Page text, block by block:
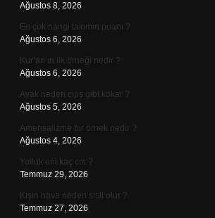
Ağustos 8, 2026
En çok hangi takımın puanı ?
Ağustos 6, 2026
Kur’an’ın ilk örneği nedir ?
Ağustos 6, 2026
Ayak neden cips gibi kokar ?
Ağustos 5, 2026
Amensalizme bir örnek nedir ?
Ağustos 4, 2026
Yolluk eni kaç cm ?
Temmuz 29, 2026
Kışın hava neden sisli olur ?
Temmuz 27, 2026